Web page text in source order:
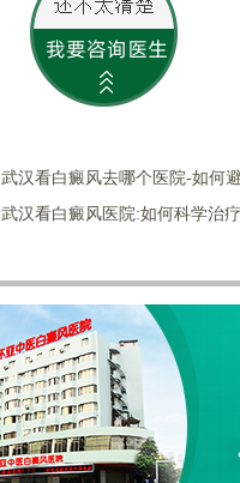
武汉看白癜风去哪个医院-如何
武汉看白癜风医院:如何科学治